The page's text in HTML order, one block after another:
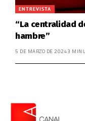
ENTREVISTA
“La centralidad
hambre”
5 DE MARZO DE 20243